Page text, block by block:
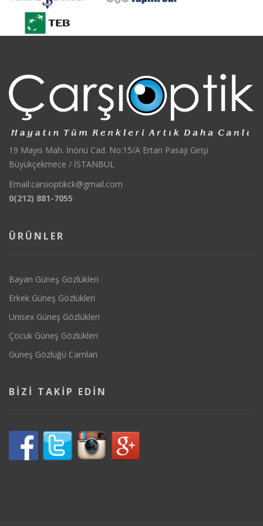
19 Mayıs Mah. İnönü Cad. No:15/A Ertan Pasajı Girişi
Büyükçekmece / İSTANBUL
Email:carsioptikck@gmail.com
0(212) 881-7055
ÜRÜNLER
Bayan Güneş Gözlükleri
Erkek Güneş Gözlükleri
Unisex Güneş Gözlükleri
Çocuk Güneş Gözlükleri
Güneş Gözlüğü Camları
BIZI TAKIP EDIN